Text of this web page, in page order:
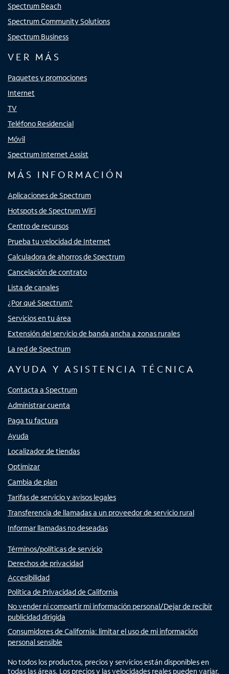
Spectrum Reach
Spectrum Community Solutions
Spectrum Business
VER MÁS
Paquetes y promociones
Internet
TV
Teléfono Residencial
Móvil
Spectrum Internet Assist
MÁS INFORMACIÓN
Aplicaciones de Spectrum
Hotspots de Spectrum WiFi
Centro de recursos
Prueba tu velocidad de Internet
Calculadora de ahorros de Spectrum
Cancelación de contrato
Lista de canales
¿Por qué Spectrum?
Servicios en tu área
Extensión del servicio de banda ancha a zonas rurales
La red de Spectrum
AYUDA Y ASISTENCIA TÉCNICA
Contacta a Spectrum
Administrar cuenta
Paga tu factura
Ayuda
Localizador de tiendas
Optimizar
Cambia de plan
Tarifas de servicio y avisos legales
Transferencia de llamadas a un proveedor de servicio rural
Informar llamadas no deseadas
Términos/políticas de servicio
Derechos de privacidad
Accesibilidad
Política de Privacidad de California
No vender ni compartir mi información personal/Dejar de recibir
publicidad dirigida
Consumidores de California: limitar el uso de mi información
personal sensible
No todos los productos, precios y servicios están disponibles en
todas las áreas. Los precios y las velocidades reales pueden variar.